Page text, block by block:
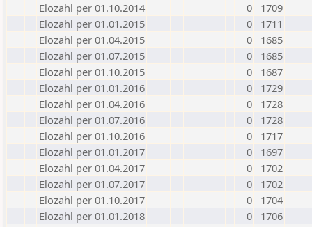
Elozahl per 01.10.2014
0
1709
Elozahl per 01.01.2015
0
1711
Elozahl per 01.04.2015
0
1685
Elozahl per 01.07.2015
0
1685
Elozahl per 01.10.2015
0
1687
Elozahl per 01.01.2016
0
1729
Elozahl per 01.04.2016
0
1728
Elozahl per 01.07.2016
0
1728
Elozahl per 01.10.2016
0
1717
Elozahl per 01.01.2017
0
1697
Elozahl per 01.04.2017
0
1702
Elozahl per 01.07.2017
0
1702
Elozahl per 01.10.2017
0
1704
Elozahl per 01.01.2018
0
1706